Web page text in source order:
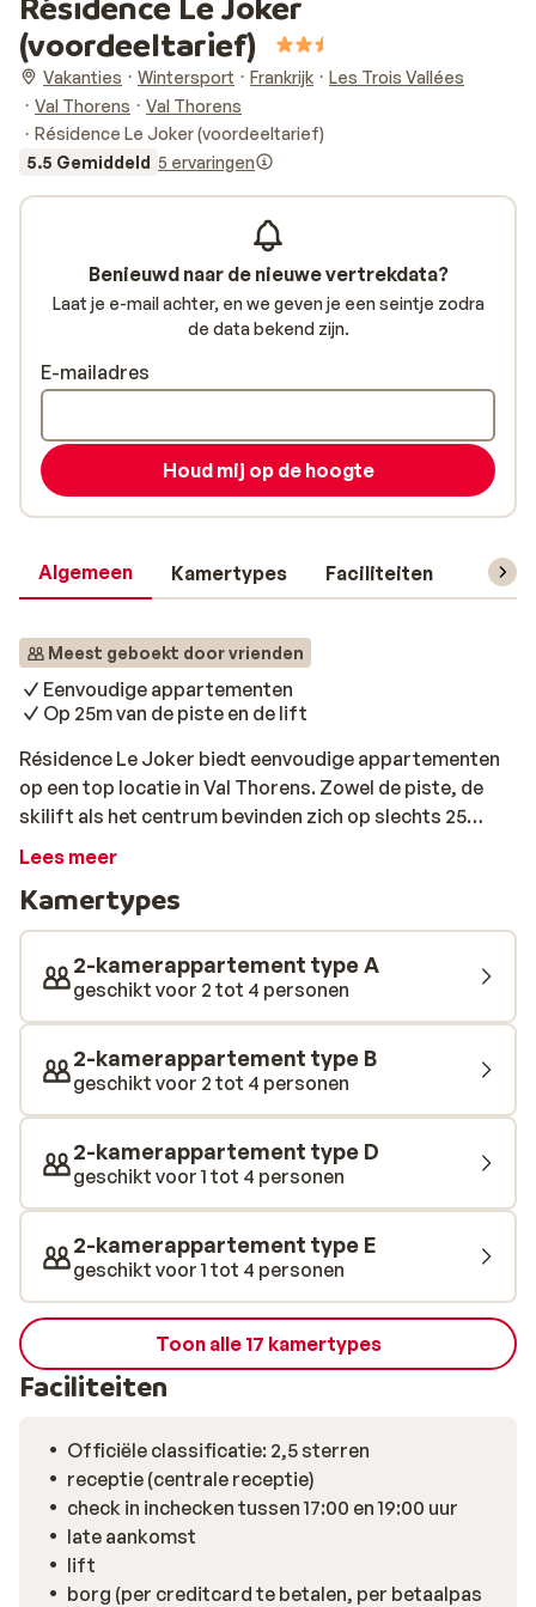
(voordeeltarief)
Vakanties Wintersport Frankrijk
Les Trois Vallées
Val Thorens
Val Thorens
Résidence Le Joker (voordeeltarief)
5.5 Gemiddeld 5 ervaringen
Algemeen Kamertypes Faciliteiten
Meest geboekt door vrienden
Eenvoudige appartementen
Op 25m van de piste en de lift
Résidence Le Joker biedt eenvoudige appartementen
op een top locatie in Val Thorens. Zowel de piste, de
skilift als het centrum bevinden zich op slechts 25
meter. Of je hier nu dus komt om te skiën of te après-
de piste is het heerlijk relaxen en van de zon genieten
op je balkon, of je kunt je aansluiten bij de gezelligheid
in het centrum.
Lees meer
Kamertypes
2-kamerappartement type A
geschikt voor 2 tot 4 personen
2-kamerappartement type B
geschikt voor 2 tot 4 personen
2-kamerappartement type D
geschikt voor 1 tot 4 personen
2-kamerappartement type E
geschikt voor 1 tot 4 personen
Toon alle 17 kamertypes
Faciliteiten
Officiële classificatie: 2,5 sterren
receptie (centrale receptie)
check in inchecken tussen 17:00 en 19:00 uur
late aankomst
lift
borg (per creditcard te betalen, per betaalpas
Benieuwd naar de nieuwe vertrekdata?
Laat je e-mail achter, en we geven je een seintje zodra
de data bekend zijn.
E-mailadres
Houd mij op de hoogte